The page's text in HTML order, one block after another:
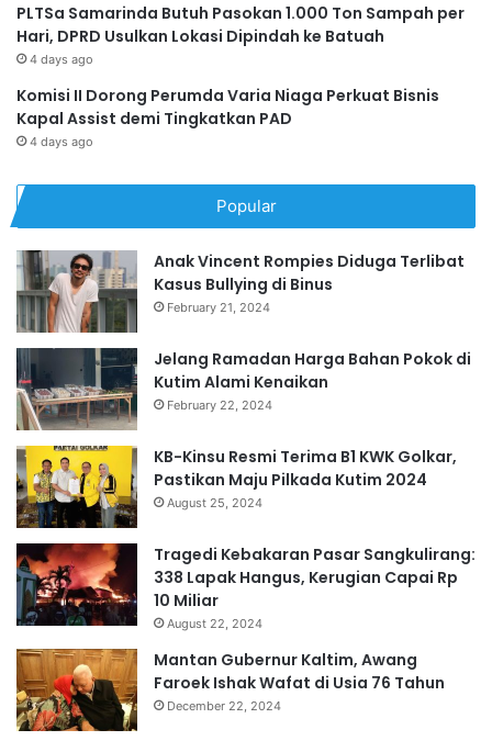
PLTSa Samarinda Butuh Pasokan 1.000 Ton Sampah per
Hari, DPRD Usulkan Lokasi Dipindah ke Batuah
4 days ago
Komisi II Dorong Perumda Varia Niaga Perkuat Bisnis
Kapal Assist demi Tingkatkan PAD
4 days ago
Popular
Anak Vincent Rompies Diduga Terlibat
Kasus Bullying di Binus
February 21, 2024
Jelang Ramadan Harga Bahan Pokok di
Kutim Alami Kenaikan
February 22, 2024
KB-Kinsu Resmi Terima B1 KWK Golkar,
Pastikan Maju Pilkada Kutim 2024
August 25, 2024
Tragedi Kebakaran Pasar Sangkulirang:
338 Lapak Hangus, Kerugian Capai Rp
10 Miliar
August 22, 2024
Mantan Gubernur Kaltim, Awang
Faroek Ishak Wafat di Usia 76 Tahun
December 22, 2024